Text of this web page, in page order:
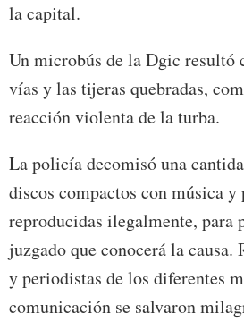
la capital.
Un microbús de la Dgic resultó
vías y las tijeras quebradas,
reacción violenta de la turba.
La policía decomisó una
discos compactos con música y
reproducidas ilegalmente, para
juzgado que conocerá la causa.
y periodistas de los diferentes
comunicación se salvaron